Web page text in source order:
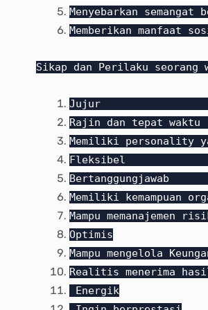
Menyebarkan semangat
Memberikan manfaat
Sikap dan Perilaku seorang
Rajin dan
Memiliki personality
Memiliki
Mampu memanajemen
Optimis
Mampu mengelola
Realitis
Energik